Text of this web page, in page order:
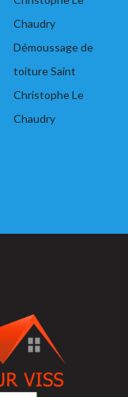
Chaudry
Démoussage de
toiture Saint
Christophe Le
Chaudry